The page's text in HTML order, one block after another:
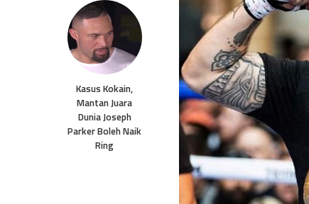
Kasus Kokain,
Mantan Juara
Dunia Joseph
Parker Boleh Naik
Ring